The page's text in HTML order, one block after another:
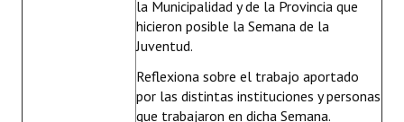
la Municipalidad y de la Provincia que
hicieron posible la Semana de la
Juventud.
Reflexiona sobre el trabajo aportado
por las distintas instituciones y personas
que trabajaron en dicha Semana.